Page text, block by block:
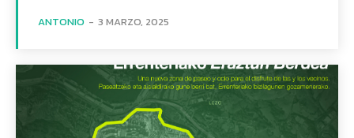
ANTONIO - 3 MARZO, 2025